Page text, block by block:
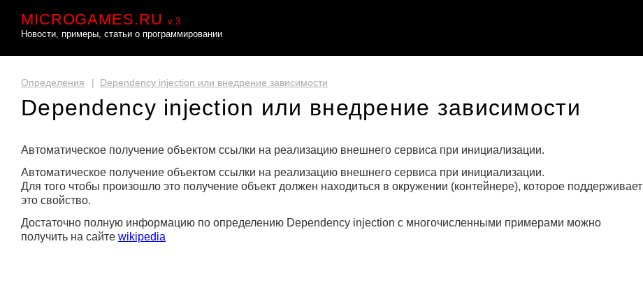
MICROGAMES.RU v.3
Новости, примеры, статьи о программировании
Определения | Dependency injection или внедрение зависимости
Dependency injection или внедрение зависимости
Автоматическое получение объектом ссылки на реализацию внешнего сервиса при инициализации.
Автоматическое получение объектом ссылки на реализацию внешнего сервиса при инициализации.
Для того чтобы произошло это получение объект должен находиться в окружении (контейнере), которое поддерживает
это свойство.
Достаточно полную информацию по определению Dependency injection с многочисленными примерами можно
получить на сайте wikipedia